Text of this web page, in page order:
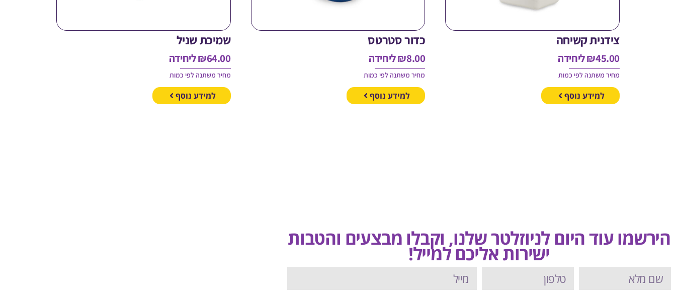
צידנית קשיחה
₪45.00 ליחידה
מחיר משתנה לפי כמות
למידע נוסף
כדור סטרטס
₪8.00 ליחידה
מחיר משתנה לפי כמות
למידע נוסף
שמיכת שניל
₪64.00 ליחידה
מחיר משתנה לפי כמות
למידע נוסף
הירשמו עוד היום לניוזלטר שלנו, וקבלו מבצעים והטבות
ישירות אליכם למייל!